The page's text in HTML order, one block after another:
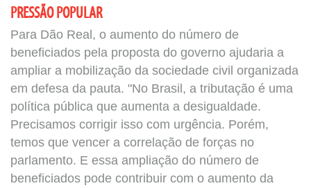
PRESSÃO POPULAR
Para Dão Real, o aumento do número de
beneficiados pela proposta do governo ajudaria a
ampliar a mobilização da sociedade civil organizada
em defesa da pauta. "No Brasil, a tributação é uma
política pública que aumenta a desigualdade.
Precisamos corrigir isso com urgência. Porém,
temos que vencer a correlação de forças no
parlamento. E essa ampliação do número de
beneficiados pode contribuir com o aumento da